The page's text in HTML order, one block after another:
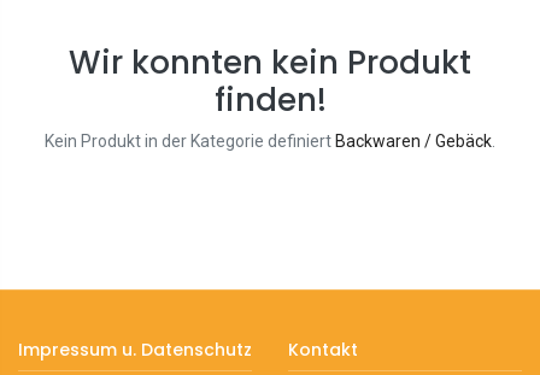
Wir konnten kein Produkt
finden!
Kein Produkt in der Kategorie definiert Backwaren / Gebäck
Impressum u. Datenschutz Kontakt